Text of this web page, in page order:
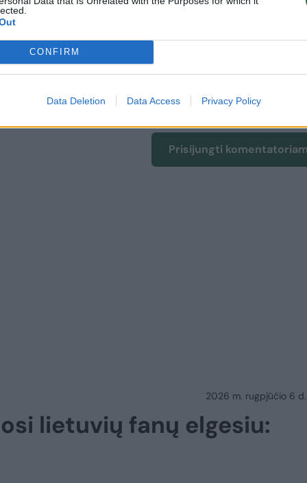
CONFIRM
Data Deletion Data Access Privacy Policy
vartotojai. Prisijunkite prie registruotų vartotojų
Prisijungti
2026 m. rugpjūčio 6 d.
lietuvių fanų elgesiu: